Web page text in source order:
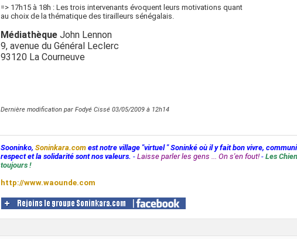
=> 17h15 à 18h : Les trois intervenants évoquent leurs motivations quant
au choix de la thématique des tirailleurs sénégalais.
Médiathèque John Lennon
9, avenue du Général Leclerc
93120 La Courneuve
Dernière modification par Fodyé Cissé 03/05/2009 à 12h14
Sooninko, Soninkara.com est notre village "virtuel " Soninké où il y fait bon vivre,
respect et la solidarité sont nos valeurs. - Laisse parler les gens ... On s'en fout! - Les
toujours !
http://www.waounde.com